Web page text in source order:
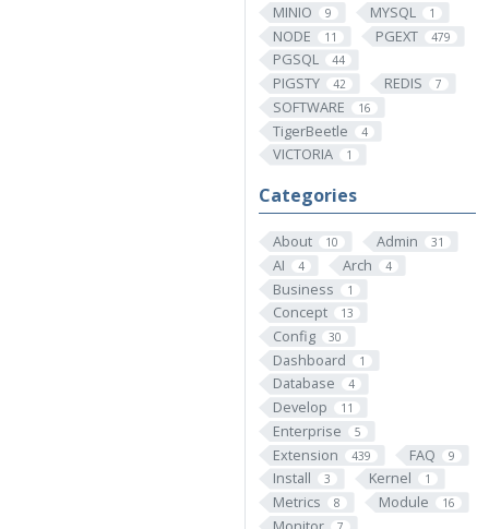
MINIO 9 MYSQL 1
NODE 11 PGEXT 479
PGSQL 44
PIGSTY 42 REDIS 7
SOFTWARE 16
TigerBeetle 4
VICTORIA 1
Categories
About 10 Admin 31
AI 4 Arch 4
Business 1
Concept 13
Config 30
Dashboard 1
Database 4
Develop 11
Enterprise 5
Extension 439 FAQ 9
Install 3 Kernel 1
Metrics 8 Module 16